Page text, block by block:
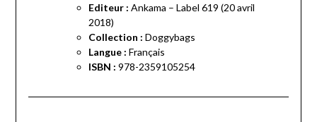
Editeur : Ankama – Label 619 (20 avril
2018)
Collection : Doggybags
Langue : Français
ISBN : 978-2359105254